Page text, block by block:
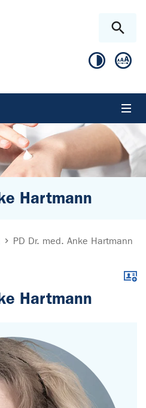
Hartmann
PD Dr. med. Anke Hartmann
Hartmann